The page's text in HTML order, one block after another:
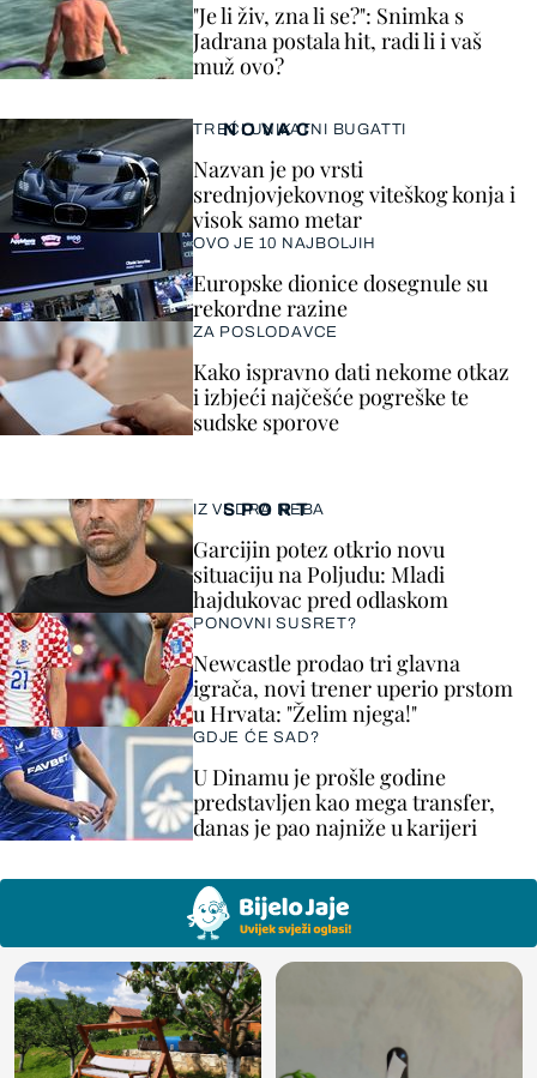
"Je li živ, zna li se?": Snimka s
Jadrana postala hit, radi li i vaš
muž ovo?
SPORT
IZ VEDRA NEBA
Garcijin potez otkrio novu
situaciju na Poljudu: Mladi
hajdukovac pred odlaskom
PONOVNI SUSRET?
Newcastle prodao tri glavna
igrača, novi trener uperio prstom
u Hrvata: "Želim njega!"
GDJE ĆE SAD?
U Dinamu je prošle godine
predstavljen kao mega transfer,
danas je pao najniže u karijeri
NOVAC
TREĆI UNIKATNI BUGATTI
Nazvan je po vrsti
srednjovjekovnog viteškog konja i
visok samo metar
OVO JE 10 NAJBOLJIH
Europske dionice dosegnule su
rekordne razine
ZA POSLODAVCE
Kako ispravno dati nekome otkaz
i izbjeći najčešće pogreške te
sudske sporove